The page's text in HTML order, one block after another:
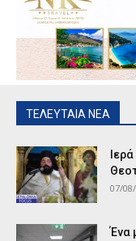
ΤΕΛΕΥΤΑΙΑ ΝΕΑ
07/
Ένα